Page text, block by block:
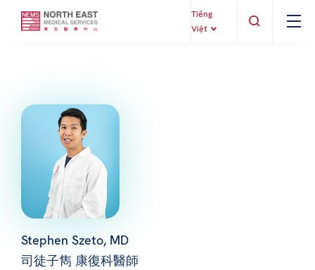
Tiếng
Việt
Stephen Szeto, MD
司徒子雋 康復科醫師